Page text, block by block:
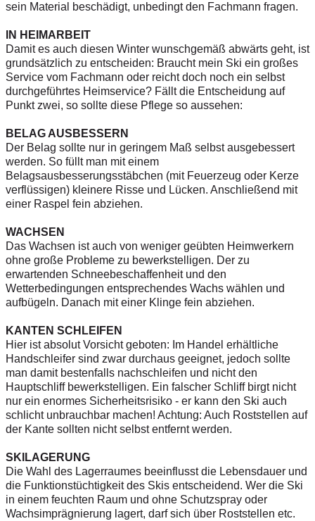
sein Material beschädigt, unbedingt den Fachmann fragen.
IN HEIMARBEIT
Damit es auch diesen Winter wunschgemäß abwärts geht, ist
grundsätzlich zu entscheiden: Braucht mein Ski ein großes
Service vom Fachmann oder reicht doch noch ein selbst
durchgeführtes Heimservice? Fällt die Entscheidung auf
Punkt zwei, so sollte diese Pflege so aussehen:
BELAG AUSBESSERN
Der Belag sollte nur in geringem Maß selbst ausgebessert
werden. So füllt man mit einem
Belagsausbesserungsstäbchen (mit Feuerzeug oder Kerze
verflüssigen) kleinere Risse und Lücken. Anschließend mit
einer Raspel fein abziehen.
WACHSEN
Das Wachsen ist auch von weniger geübten Heimwerkern
ohne große Probleme zu bewerkstelligen. Der zu
erwartenden Schneebeschaffenheit und den
Wetterbedingungen entsprechendes Wachs wählen und
aufbügeln. Danach mit einer Klinge fein abziehen.
KANTEN SCHLEIFEN
Hier ist absolut Vorsicht geboten: Im Handel erhältliche
Handschleifer sind zwar durchaus geeignet, jedoch sollte
man damit bestenfalls nachschleifen und nicht den
Hauptschliff bewerkstelligen. Ein falscher Schliff birgt nicht
nur ein enormes Sicherheitsrisiko - er kann den Ski auch
schlicht unbrauchbar machen! Achtung: Auch Roststellen auf
der Kante sollten nicht selbst entfernt werden.
SKILAGERUNG
Die Wahl des Lagerraumes beeinflusst die Lebensdauer und
die Funktionstüchtigkeit des Skis entscheidend. Wer die Ski
in einem feuchten Raum und ohne Schutzspray oder
Wachsimprägnierung lagert, darf sich über Roststellen etc.